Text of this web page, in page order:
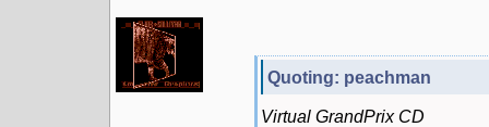
Quoting: peachman
Virtual GrandPrix CD